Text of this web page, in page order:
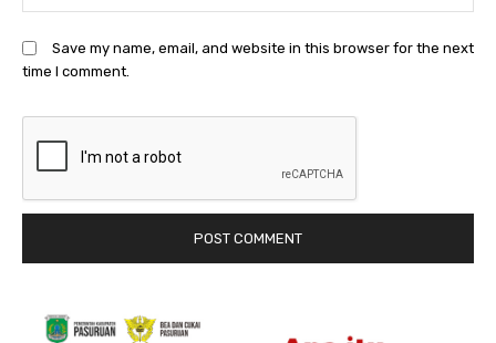
Save my name, email, and website in this browser for the next
time I comment.